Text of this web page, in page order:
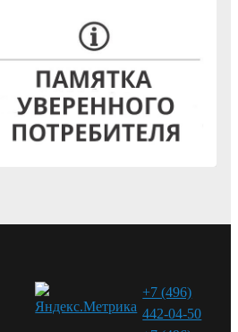
+7 (496)
442-04-50